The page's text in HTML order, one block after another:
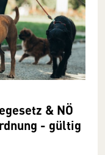
& NÖ
- gültig